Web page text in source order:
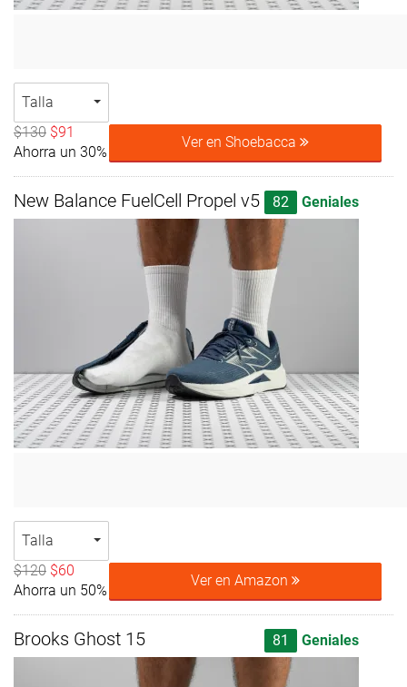
Talla
$130 $91
Ahorra un 30%
Ver en Shoebacca
New Balance FuelCell Propel v5 82 Geniales
Talla
$120 $60
Ahorra un 50%
Ver en Amazon
Brooks Ghost 15 81 Geniales